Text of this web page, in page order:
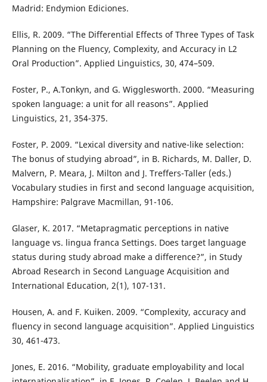
Madrid: Endymion Ediciones.
Ellis, R. 2009. “The Differential Effects of Three Types of Task
Planning on the Fluency, Complexity, and Accuracy in L2
Oral Production”. Applied Linguistics, 30, 474–509.
Foster, P., A.Tonkyn, and G. Wigglesworth. 2000. “Measuring
spoken language: a unit for all reasons”. Applied
Linguistics, 21, 354-375.
Foster, P. 2009. “Lexical diversity and native-like selection:
The bonus of studying abroad”, in B. Richards, M. Daller, D.
Malvern, P. Meara, J. Milton and J. Treffers-Taller (eds.)
Vocabulary studies in first and second language acquisition,
Hampshire: Palgrave Macmillan, 91-106.
Glaser, K. 2017. “Metapragmatic perceptions in native
language vs. lingua franca Settings. Does target language
status during study abroad make a difference?”, in Study
Abroad Research in Second Language Acquisition and
International Education, 2(1), 107-131.
Housen, A. and F. Kuiken. 2009. “Complexity, accuracy and
fluency in second language acquisition”. Applied Linguistics
30, 461-473.
Jones, E. 2016. “Mobility, graduate employability and local